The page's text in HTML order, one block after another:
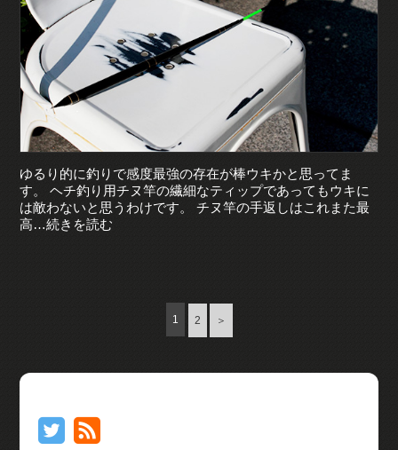
ゆるり的に釣りで感度最強の存在が棒ウキかと思ってま
す。 ヘチ釣り用チヌ竿の繊細なティップであってもウキに
は敵わないと思うわけです。 チヌ竿の手返しはこれまた最
高…続きを読む
1 2 ＞